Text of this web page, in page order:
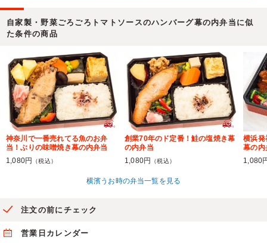
自家製・野菜ごろごろトマトソースのハンバーグ幕の内弁当に似
た条件の商品
神奈川で一番売れてる魚のお弁
当！ぶりの味噌焼き幕の内弁当
1,080円
（税込）
創業70年のド定番！鮭の塩焼き幕
の内弁当
1,080円
（税込）
横浜発
幕の内
1,080
横濱うお時の弁当一覧を見る
注文の前にチェック
営業日カレンダー